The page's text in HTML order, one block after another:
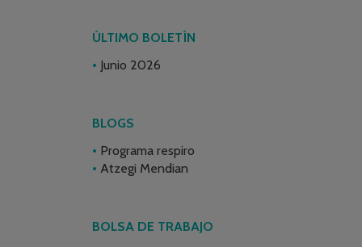
ÚLTIMO BOLETÍN
Junio 2026
BLOGS
Programa respiro
Atzegi Mendian
BOLSA DE TRABAJO